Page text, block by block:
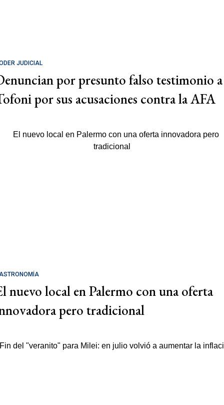
JUDICIAL
por presunto falso testimonio a
por sus acusaciones contra la AFA
nuevo local en Palermo con una oferta
pero tradicional